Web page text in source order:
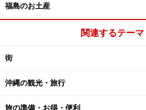
福島のお土産
関連するテーマ
街
沖縄の観光・旅行
旅の準備・お得・便利